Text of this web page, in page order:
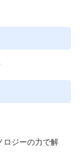
ロジーの力で解